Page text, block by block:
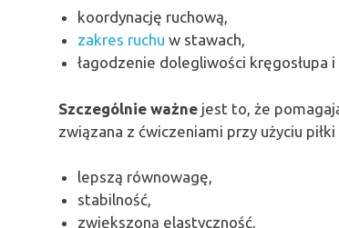
koordynację ruchową,
zakres ruchu w stawach,
łagodzenie dolegliwości kręgosłupa
Szczególnie ważne jest to, że
związana z ćwiczeniami przy użyciu
lepszą równowagę,
stabilność,
zwiększoną elastyczność,